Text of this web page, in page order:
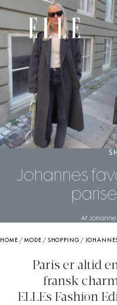
Johannes
Af Johanne
HOME /MODE / SHOPPING /
Paris er altid
fransk
ELLEs Fashion